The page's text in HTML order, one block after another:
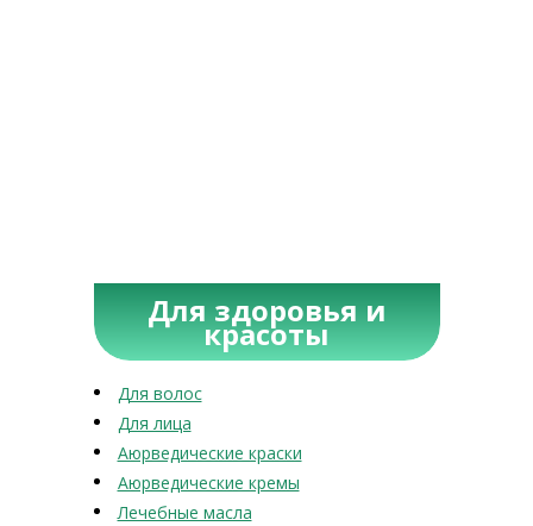
Для здоровья и
красоты
Для волос
Для лица
Аюрведические краски
Аюрведические кремы
Лечебные масла